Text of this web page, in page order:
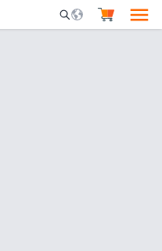
Mobile Search